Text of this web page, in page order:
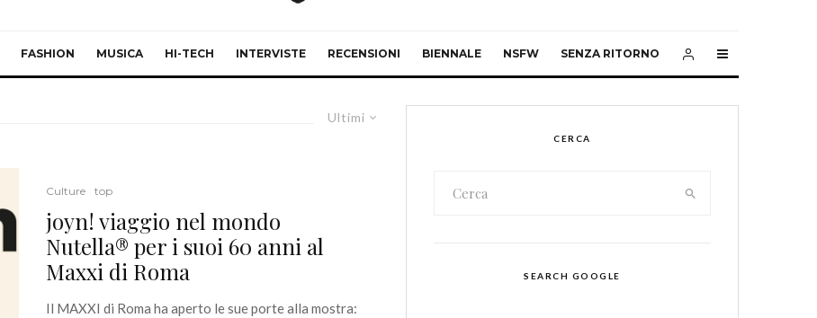
FASHION MUSICA HI-TECH INTERVISTE RECENSIONI BIENNALE NSFW SENZA RITORNO
Ultimi
Culture top
joyn! viaggio nel mondo
Nutella® per i suoi 60 anni al
Maxxi di Roma
Il MAXXI di Roma ha aperto le sue porte alla mostra:
CERCA
SEARCH GOOGLE